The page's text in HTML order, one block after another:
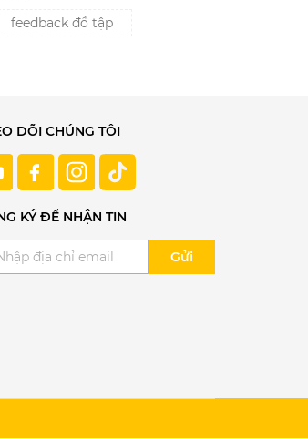
feedback đồ tập
DÕI CHÚNG TÔI
KÝ ĐỂ NHẬN TIN
Gửi